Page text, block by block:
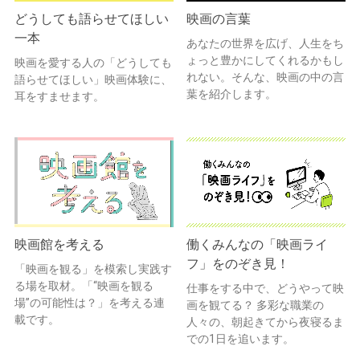
どうしても語らせてほしい
一本
映画を愛する人の「どうしても
語らせてほしい」映画体験に、
耳をすませます。
映画の言葉
あなたの世界を広げ、人生をち
ょっと豊かにしてくれるかもし
れない。そんな、映画の中の言
葉を紹介します。
映画館を考える
「映画を観る」を模索し実践す
る場を取材。「“映画を観る
場”の可能性は？」を考える連
載です。
働くみんなの「映画ライ
フ」をのぞき見！
仕事をする中で、どうやって映
画を観てる？ 多彩な職業の
人々の、朝起きてから夜寝るま
での1日を追います。